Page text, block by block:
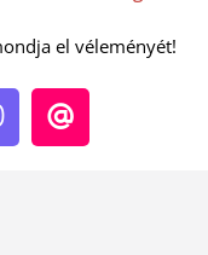
el véleményét!